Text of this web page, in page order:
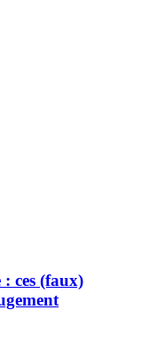
ces (faux)